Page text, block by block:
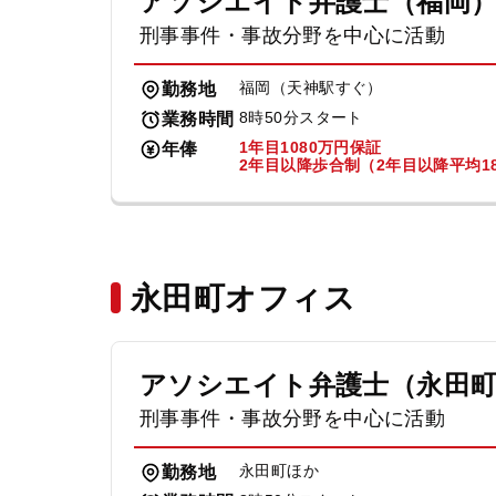
刑事事件・事故分野を中心に活動
勤務地 福岡（天神駅すぐ）
業務時間 8時50分スタート
年俸
1年目1080万円保証
2年目以降歩合制（2年目以降平均
永田町オフィス
アソシエイト弁護士（永田町
刑事事件・事故分野を中心に活動
勤務地 永田町ほか